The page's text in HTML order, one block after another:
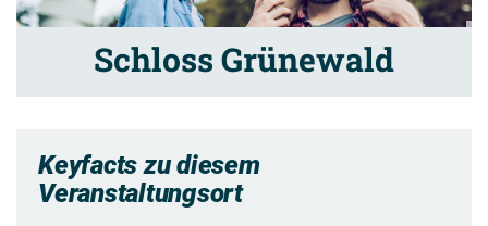
Schloss Grünewald
Keyfacts zu diesem
Veranstaltungsort